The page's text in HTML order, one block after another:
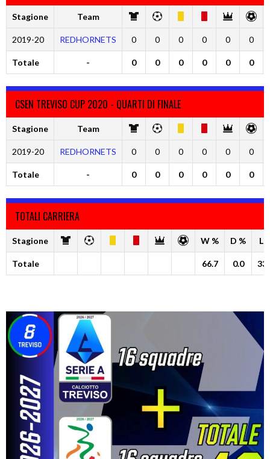
Stagione Team
2019-20 REDHORNETS 0 0 0 0 0 0
Totale - 0 0 0 0 0 0
CSEN TREVISO CUP 2020 - QUARTI DI FINALE
Stagione Team
2019-20 REDHORNETS 0 0 0 0 0 0
Totale - 0 0 0 0 0 0
TOTALI CARRIERA
Stagione W % D % L
Totale 66.7 0.0